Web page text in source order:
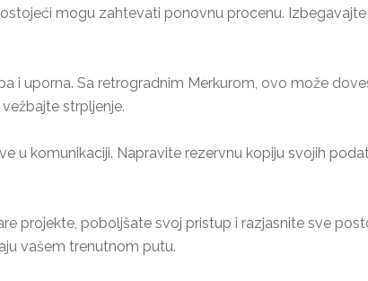
mogu zahtevati ponovnu procenu.
i uporna. Sa retrogradnim Merkurom, ovo može
strpljenje.
u komunikaciji. Napravite rezervnu kopiju svojih
projekte, poboljšate svoj pristup i razjasnite sve
vašem trenutnom putu.